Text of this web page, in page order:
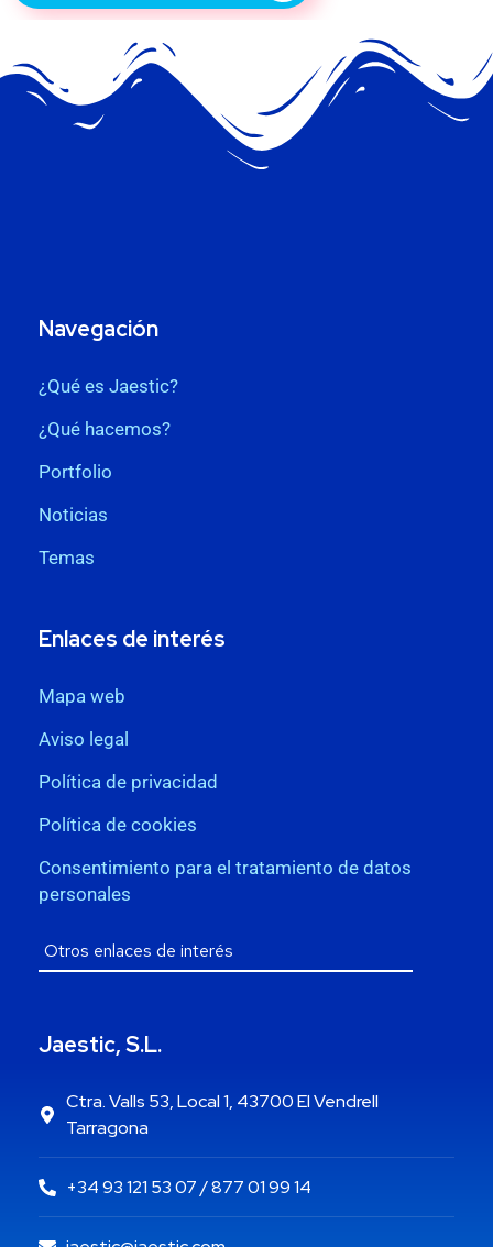
Navegación
¿Qué es Jaestic?
¿Qué hacemos?
Portfolio
Noticias
Temas
Enlaces de interés
Mapa web
Aviso legal
Política de privacidad
Política de cookies
Consentimiento para el tratamiento de datos
personales
Jaestic, S.L.
Ctra. Valls 53, Local 1, 43700 El Vendrell
Tarragona
+34 93 121 53 07 / 877 01 99 14